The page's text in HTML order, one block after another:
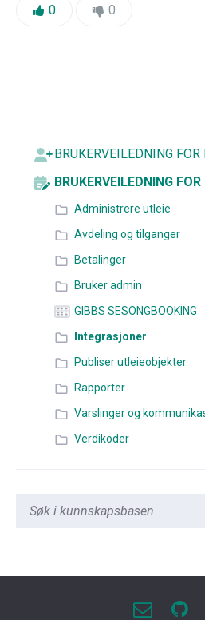
Likes:
0 Dislikes:
0
BRUKERVEILEDNING FOR
BRUKERVEILEDNING
Administrere utleie
Avdeling og tilganger
Betalinger
Bruker admin
GIBBS SESONGBOOKING
Integrasjoner
Publiser utleieobjekter
Rapporter
Varslinger og
Verdikoder